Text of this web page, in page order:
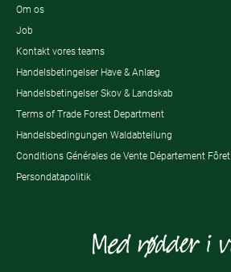
Om os
Job
Kontakt vores teams
Handelsbetingelser Have & Anlæg
Handelsbetingelser Skov & Landskab
Terms of Trade Forest Department
Handelsbedingungen Waldabteilung
Conditions Générales de Vente Département Fôret
Persondatapolitik